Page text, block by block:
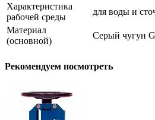
Характеристика
рабочей среды
для воды и
Материал
(основной)
Серый чугун
Рекомендуем посмотреть